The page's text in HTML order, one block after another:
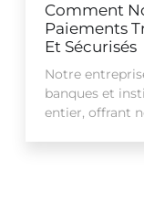
Comment
Paiements
Et Sécurisés
Notre
banques et
entier, offrant